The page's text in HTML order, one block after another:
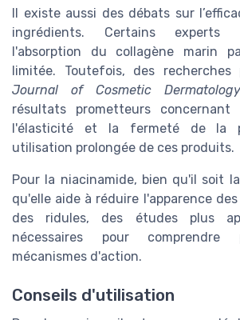
Il existe aussi des débats sur
ingrédients. Certains experts
l'absorption du collagène marin
limitée. Toutefois, des recherches
Journal of Cosmetic Dermatology
résultats prometteurs concernant
l'élasticité et la fermeté de la
utilisation prolongée de ces produits.
Pour la niacinamide, bien qu'il soit
qu'elle aide à réduire l'apparence
des ridules, des études plus
nécessaires pour comprendre
mécanismes d'action.
Conseils d'utilisation